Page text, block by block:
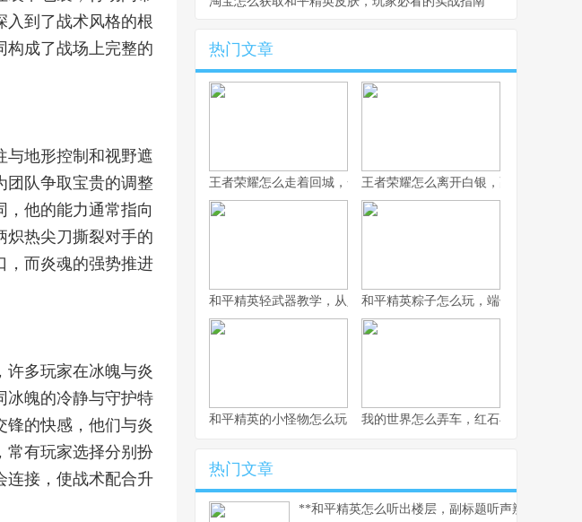
入到了战术风格的根
构成了战场上完整的
与地形控制和视野遮
团队争取宝贵的调整
他的能力通常指向
炽热尖刀撕裂对手的
，而炎魂的强势推进
许多玩家在冰魄与炎
冰魄的冷静与守护特
锋的快感，他们与炎
常有玩家选择分别扮
连接，使战术配合升
热门文章
王者荣耀怎么走着回城，一场被忽视的战略艺术
王者荣耀怎么离开白银，副标题为突破
和平精英轻武器教学，从入门到精通的实战指南
和平精英粽子怎么玩，端午竞技的战术
和平精英的小怪物怎么玩，战术细节与实战心得我的世界怎么弄车，红石与创造的交响
热门文章
**和平精英怎么听出楼层，副标题听声辨位决胜攻